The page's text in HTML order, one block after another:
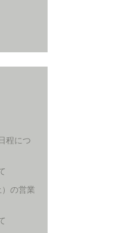
程につ
）の営業